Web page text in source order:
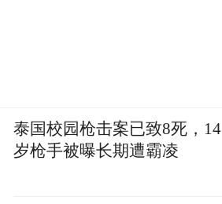
泰国校园枪击案已致8死，14
岁枪手被曝长期遭霸凌